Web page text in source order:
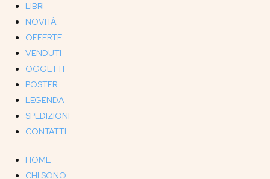
LIBRI
NOVITÀ
OFFERTE
VENDUTI
OGGETTI
POSTER
LEGENDA
SPEDIZIONI
CONTATTI
HOME
CHI SONO